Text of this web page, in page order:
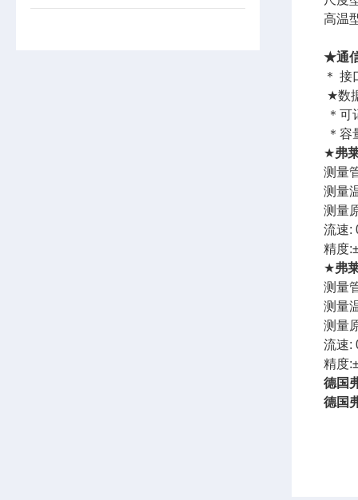
高温
★通
＊
★数
＊
＊
★弗
测量
测量
测量
流速:
精度
★弗
测量
测量
测量
流速:
精度
德国
德国